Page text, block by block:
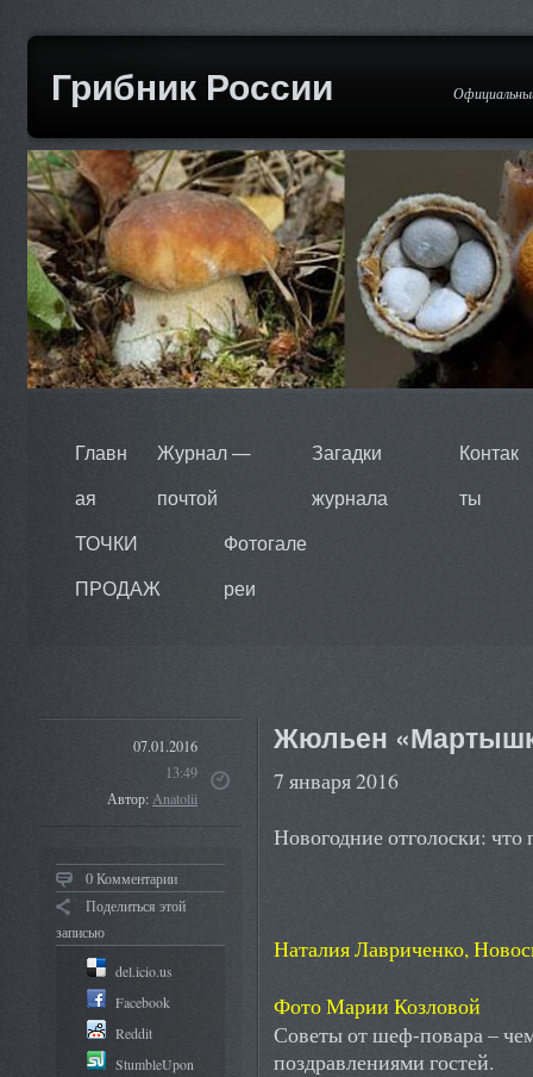
Грибник России
Главн
ая
Журнал —
почтой
Загадки
журнала
Контак
ты
ТОЧКИ
ПРОДАЖ
Фотогале
реи
07.01.2016
13:49
Автор:Anatolii
0 Комментарии
Поделиться этой
записью
del.icio.us
Facebook
Reddit
StumbleUpon
Жюльен
7 января 2016
Новогодние отголоски: что
Наталия Лавриченко,
Фото Марии Козловой
Советы от шеф-повара –
поздравлениями гостей.